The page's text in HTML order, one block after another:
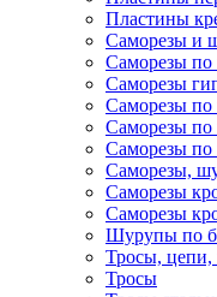
Пластины
Саморезы и
Саморезы по
Саморезы
Саморезы по
Саморезы по
Саморезы по
Саморезы,
Саморезы
Саморезы
Шурупы по
Тросы, цепи,
Тросы